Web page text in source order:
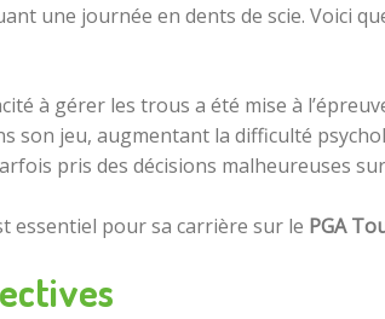
une journée en dents de scie. Voici
à gérer les trous a été mise à
son jeu, augmentant la difficulté
pris des décisions malheureuses
essentiel pour sa carrière sur le PGA